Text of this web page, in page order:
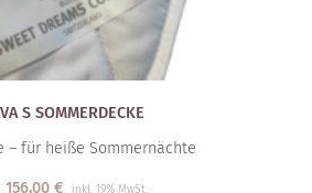
S SOMMERDECKE
– für heiße Sommernächte
156,00 € inkl. 19% MwSt.